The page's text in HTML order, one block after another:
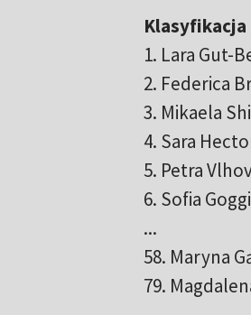
Klasyfikacja
1. Lara Gut-
2. Federica
3. Mikaela
4. Sara
5. Petra
6. Sofia
...
58. Maryna
79.